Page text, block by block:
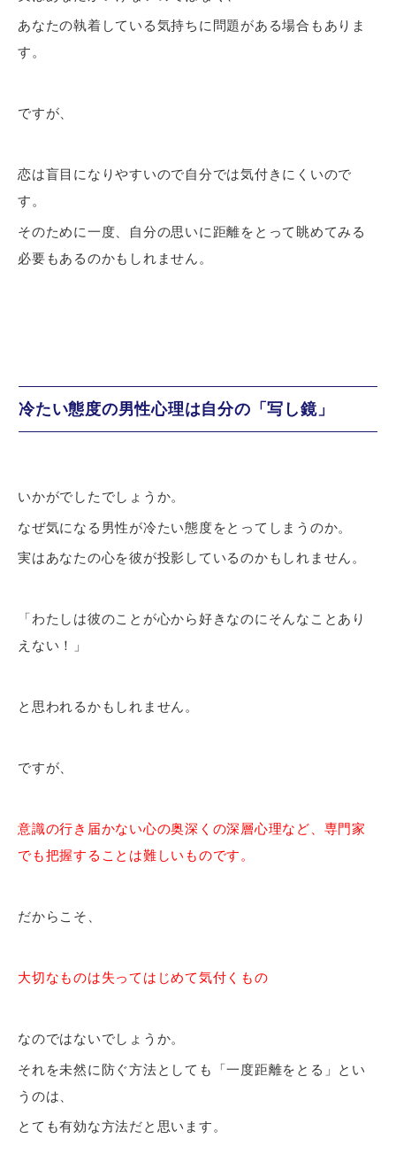
あなたの執着している気持ちに問題がある場合もありま
す。
ですが、
恋は盲目になりやすいので自分では気付きにくいので
す。
そのために一度、自分の思いに距離をとって眺めてみる
必要もあるのかもしれません。
冷たい態度の男性心理は自分の「写し鏡」
いかがでしたでしょうか。
なぜ気になる男性が冷たい態度をとってしまうのか。
実はあなたの心を彼が投影しているのかもしれません。
「わたしは彼のことが心から好きなのにそんなことあり
えない！」
と思われるかもしれません。
ですが、
意識の行き届かない心の奥深くの深層心理など、専門家
でも把握することは難しいものです。
だからこそ、
大切なものは失ってはじめて気付くもの
なのではないでしょうか。
それを未然に防ぐ方法としても「一度距離をとる」とい
うのは、
とても有効な方法だと思います。